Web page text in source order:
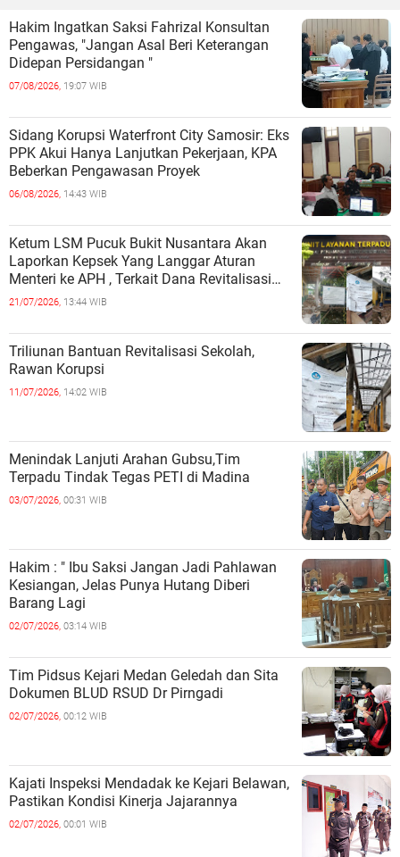
Hakim Ingatkan Saksi Fahrizal Konsultan
Pengawas, "Jangan Asal Beri Keterangan
Didepan Persidangan "
07/08/2026, 19:07 WIB
Sidang Korupsi Waterfront City Samosir: Eks
PPK Akui Hanya Lanjutkan Pekerjaan, KPA
Beberkan Pengawasan Proyek
06/08/2026, 14:43 WIB
Ketum LSM Pucuk Bukit Nusantara Akan
Laporkan Kepsek Yang Langgar Aturan
Menteri ke APH , Terkait Dana Revitalisasi
Sekolah
21/07/2026, 13:44 WIB
Triliunan Bantuan Revitalisasi Sekolah,
Rawan Korupsi
11/07/2026, 14:02 WIB
Menindak Lanjuti Arahan Gubsu,Tim
Terpadu Tindak Tegas PETI di Madina
03/07/2026, 00:31 WIB
Hakim : " Ibu Saksi Jangan Jadi Pahlawan
Kesiangan, Jelas Punya Hutang Diberi
Barang Lagi
02/07/2026, 03:14 WIB
Tim Pidsus Kejari Medan Geledah dan Sita
Dokumen BLUD RSUD Dr Pirngadi
02/07/2026, 00:12 WIB
Kajati Inspeksi Mendadak ke Kejari Belawan,
Pastikan Kondisi Kinerja Jajarannya
02/07/2026, 00:01 WIB